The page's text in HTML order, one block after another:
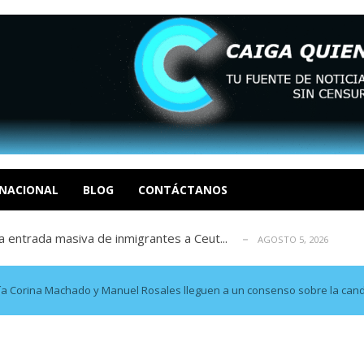
BLOG CONTÁCTANOS
I por la libertad inmediata de l... AGOSTO 5, 2026
revisión de su solicitud de l... AGOSTO 5, 2026
según ONG AGOSTO 5, 2026
entrada masiva de inmigrantes a Ceut...
La tragedia de Venezuela no admi... AGOSTO 5, 2026
I por la libertad inmediata de l... AGOSTO 5, 2026
revisión de su solicitud de l... AGOSTO 5, 2026
según ONG AGOSTO 5, 2026
Corina Machado y Manuel Rosales lleguen a un consenso sobre la